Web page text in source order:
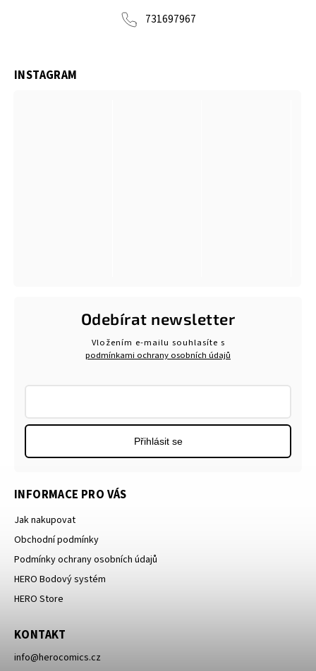
731697967
INFORMACE PRO VÁS
Jak nakupovat
Obchodní podmínky
Podmínky ochrany osobních údajů
HERO Bodový systém
HERO Store
KONTAKT
info@herocomics.cz
INSTAGRAM
Odebírat newsletter
Vložením e-mailu souhlasíte s
podmínkami ochrany osobních údajů
Přihlásit se